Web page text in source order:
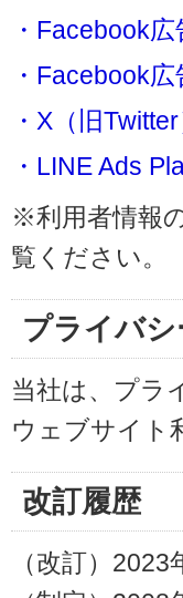
・Facebook
・Facebook
・X（旧
・LINE Ads
※利用者情報
覧ください。
プライバ
当社は、プラ
ウェブサイト
改訂履歴
（改訂）